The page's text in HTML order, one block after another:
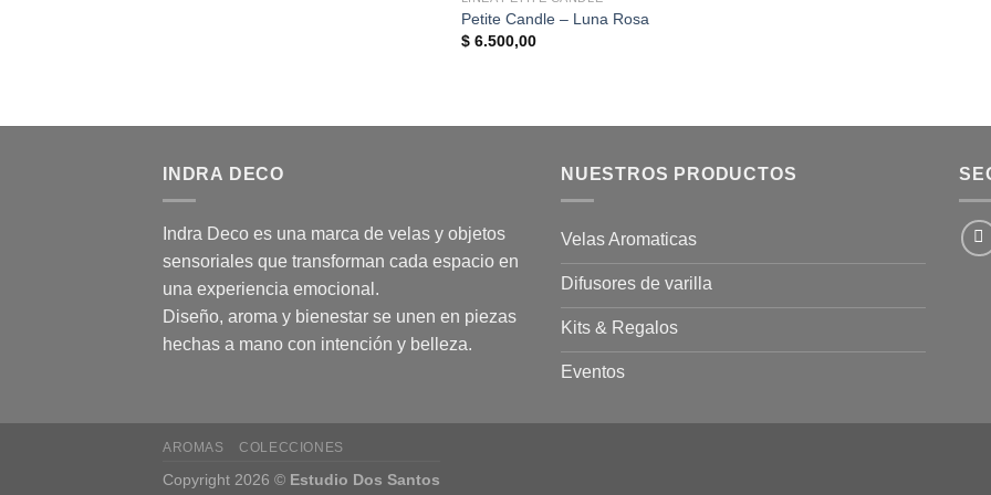
Petite Candle – Luna Rosa
$6.500,00
INDRA DECO
Indra Deco es una marca de velas y objetos
sensoriales que transforman cada espacio en
una experiencia emocional.
Diseño, aroma y bienestar se unen en piezas
hechas a mano con intención y belleza.
NUESTROS PRODUCTOS
Velas Aromaticas
Difusores de varilla
Kits & Regalos
Eventos
AROMAS COLECCIONES
Copyright 2026 © Estudio Dos Santos